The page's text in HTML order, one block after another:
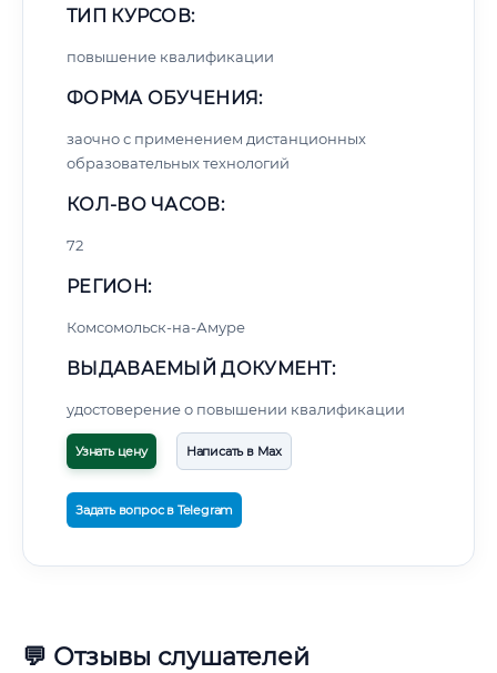
ТИП КУРСОВ:
повышение квалификации
ФОРМА ОБУЧЕНИЯ:
заочно с применением дистанционных
образовательных технологий
КОЛ-ВО ЧАСОВ:
72
РЕГИОН:
Комсомольск-на-Амуре
ВЫДАВАЕМЫЙ ДОКУМЕНТ:
удостоверение о повышении квалификации
Узнать цену Написать в Max
Задать вопрос в Telegram
💬 Отзывы слушателей